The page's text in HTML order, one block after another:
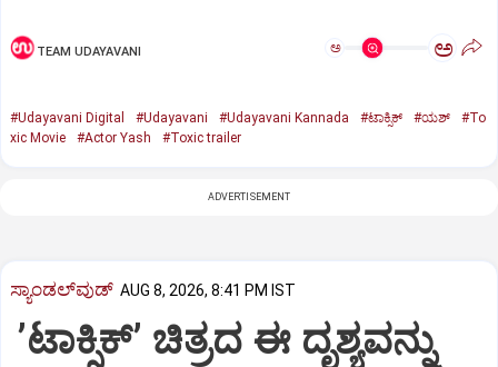
TEAM UDAYAVANI ಅ ಅ
#Udayavani Digital #Udayavani #Udayavani Kannada #ಟಾಕ್ಸಿಕ್‌ #ಯಶ್‌
#To
xic Movie
#Actor Yash #Toxic trailer
ADVERTISEMENT
ಸ್ಯಾಂಡಲ್‌ವುಡ್‌ AUG 8, 2026, 8:41 PM IST
ʼಟಾಕ್ಸಿಕ್‌ʼ ಚಿತ್ರದ ಈ ದೃಶ್ಯವನ್ನು